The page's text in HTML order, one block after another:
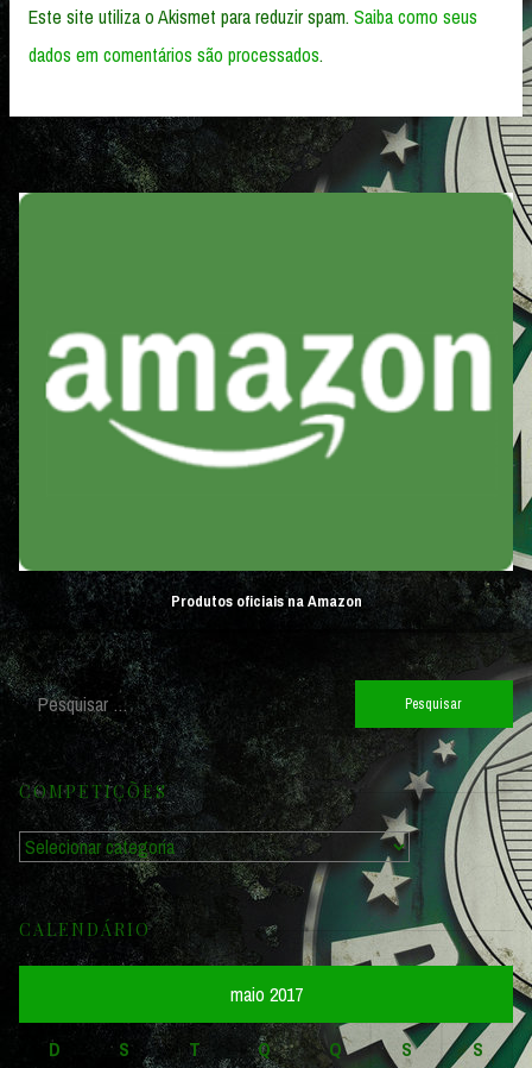
Este site utiliza o Akismet para reduzir spam.Saiba como seus
dados em comentários são processados.
Produtos oficiais na Amazon
Pesquisar
por:
COMPETIÇÕES
Competições
CALENDÁRIO
maio 2017
D S T Q Q S
S